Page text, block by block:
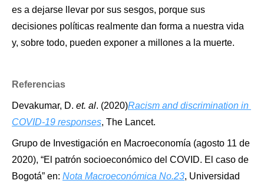
es a dejarse llevar por sus sesgos, porque sus
decisiones políticas realmente dan forma a nuestra vida
y, sobre todo, pueden exponer a millones a la muerte.
Referencias
Devakumar, D. et. al. (2020)Racism and discrimination in
COVID-19 responses, The Lancet.
Grupo de Investigación en Macroeconomía (agosto 11 de
2020), “El patrón socioeconómico del COVID. El caso de
Bogotá” en: Nota Macroeconómica No.23, Universidad